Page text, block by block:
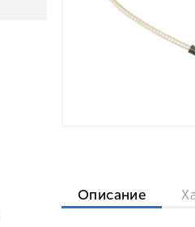
Описание